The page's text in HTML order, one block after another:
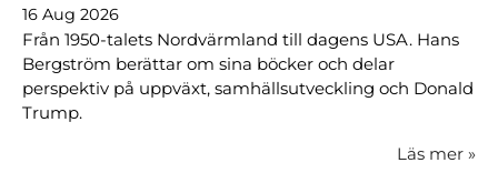
16 Aug 2026
Från 1950-talets Nordvärmland till dagens USA. Hans
Bergström berättar om sina böcker och delar
perspektiv på uppväxt, samhällsutveckling och Donald
Trump.
Läs mer »